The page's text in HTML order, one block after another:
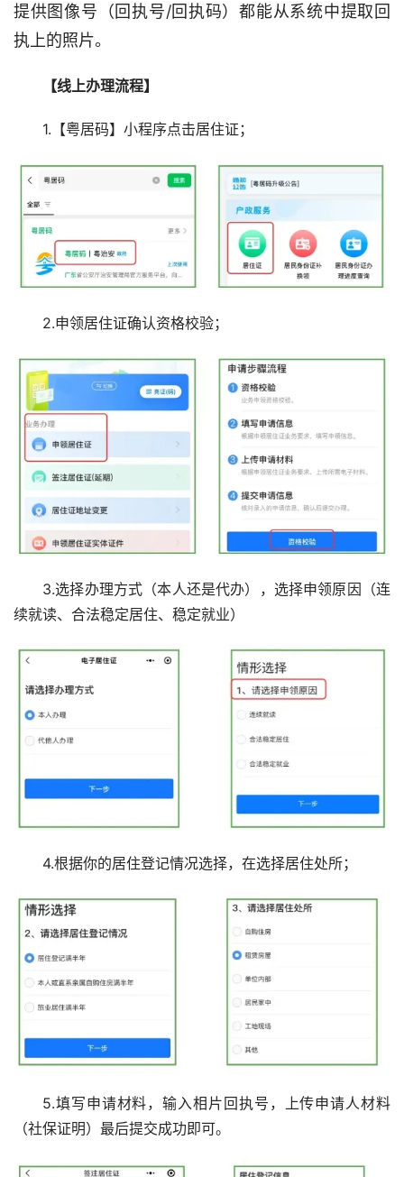
提供图像号（回执号/回执码）都能从系统中提取回
执上的照片。
【线上办理流程】
1.【粤居码】小程序点击居住证；
2.申领居住证确认资格校验；
3.选择办理方式（本人还是代办），选择申领原因（连
续就读、合法稳定居住、稳定就业）
4.根据你的居住登记情况选择，在选择居住处所；
5.填写申请材料，输入相片回执号，上传申请人材料
（社保证明）最后提交成功即可。